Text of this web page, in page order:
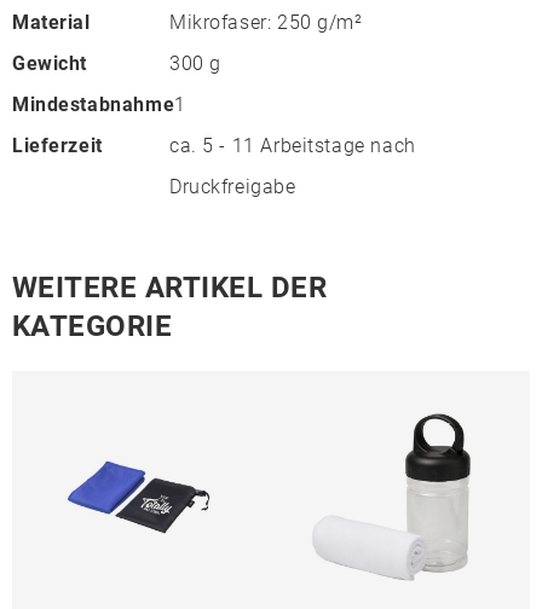
Material
Mikrofaser: 250 g/m²
Gewicht
300 g
Mindestabnahme1
Lieferzeit
ca. 5 - 11 Arbeitstage nach
Druckfreigabe
WEITERE ARTIKEL DER
KATEGORIE